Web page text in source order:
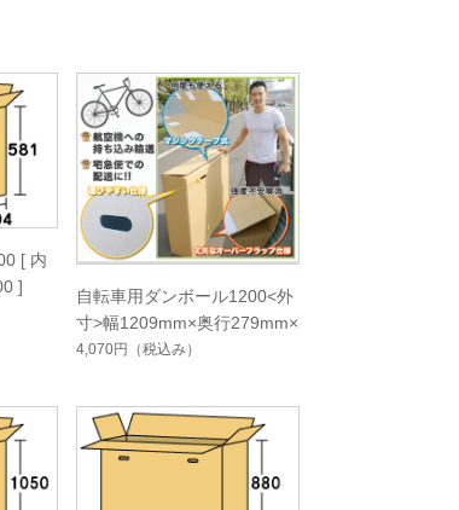
[ 内
]
自転車用ダンボール1200<外
寸>幅1209mm×奥行279mm×
高898mm
4,070円 （税込み）